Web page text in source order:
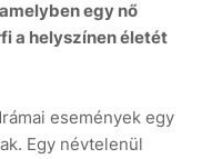
egy nő
a helyszínen életét
események egy
Egy névtelenül